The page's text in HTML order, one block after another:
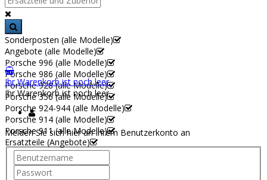
Sonderposten (alle Modelle)
Angebote (alle Modelle)
Porsche 996 (alle Modelle)
Porsche 986 (alle Modelle)
Porsche 928 (alle Modelle)
Porsche 356 (alle Modelle)
Porsche 924-944 (alle Modelle)
Porsche 914 (alle Modelle)
Porsche 911 (alle Modelle)
Ersatzteile (Angebote)
Ihr Warenkorb ist noch leer.
Ihr Warenkorb ist noch leer.
Melden Sie sich hier an Ihrem Benutzerkonto an